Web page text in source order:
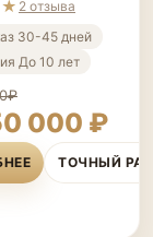
30-45 дней
До 10 лет
000 ₽
ТОЧНЫЙ